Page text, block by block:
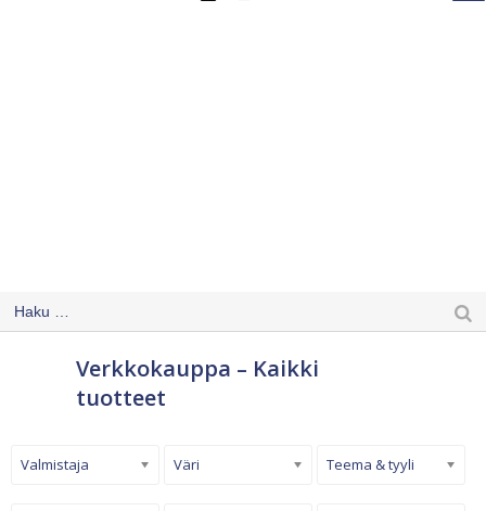
Verkkokauppa – Kaikki
tuotteet
Valmistaja Väri Teema & tyyli